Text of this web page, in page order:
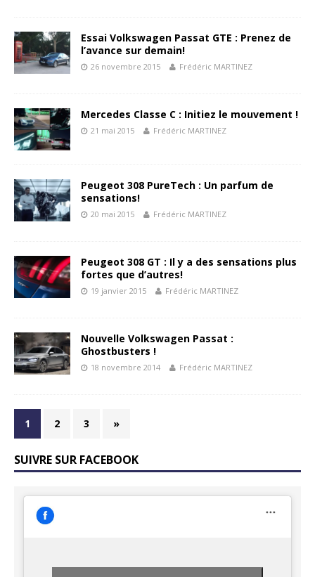
Essai Volkswagen Passat GTE : Prenez de
l’avance sur demain!
26 novembre 2015 Frédéric MARTINEZ
Mercedes Classe C : Initiez le mouvement !
21 mai 2015 Frédéric MARTINEZ
Peugeot 308 PureTech : Un parfum de
sensations!
20 mai 2015 Frédéric MARTINEZ
Peugeot 308 GT : Il y a des sensations plus
fortes que d’autres!
19 janvier 2015 Frédéric MARTINEZ
Nouvelle Volkswagen Passat :
Ghostbusters !
18 novembre 2014 Frédéric MARTINEZ
1 2 3 »
SUIVRE SUR FACEBOOK